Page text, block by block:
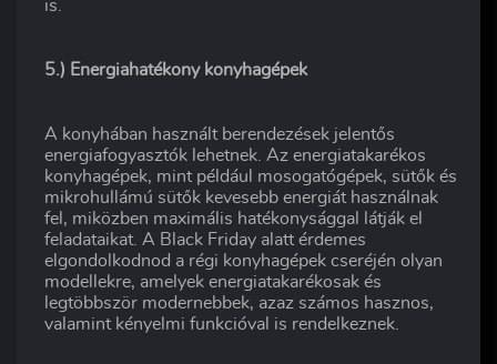
is.
5.) Energiahatékony konyhagépek
A konyhában használt berendezések jelentős
energiafogyasztók lehetnek. Az energiatakarékos
konyhagépek, mint például mosogatógépek, sütők és
mikrohullámú sütők kevesebb energiát használnak
fel, miközben maximális hatékonysággal látják el
feladataikat. A Black Friday alatt érdemes
elgondolkodnod a régi konyhagépek cseréjén olyan
modellekre, amelyek energiatakarékosak és
legtöbbször modernebbek, azaz számos hasznos,
valamint kényelmi funkcióval is rendelkeznek.